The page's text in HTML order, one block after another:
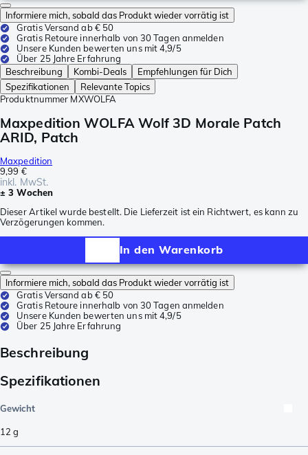
Informiere mich, sobald das Produkt wieder vorrätig ist
Gratis Versand ab € 50
Gratis Retoure innerhalb von 30 Tagen anmelden
Unsere Kunden bewerten uns mit 4,9/5
Über 25 Jahre Erfahrung
Beschreibung
Kombi-Deals
Empfehlungen für Dich
Spezifikationen
Relevante Topics
Produktnummer MXWOLFA
Maxpedition WOLFA Wolf 3D Morale Patch
ARID, Patch
Maxpedition
9,99 €
inkl. MwSt.
± 3 Wochen
Dieser Artikel wurde bestellt. Die Lieferzeit ist ein Richtwert, es kann zu
Verzögerungen kommen.
In den Warenkorb
Informiere mich, sobald das Produkt wieder vorrätig ist
Gratis Versand ab € 50
Gratis Retoure innerhalb von 30 Tagen anmelden
Unsere Kunden bewerten uns mit 4,9/5
Über 25 Jahre Erfahrung
Beschreibung
Spezifikationen
Gewicht
12 g